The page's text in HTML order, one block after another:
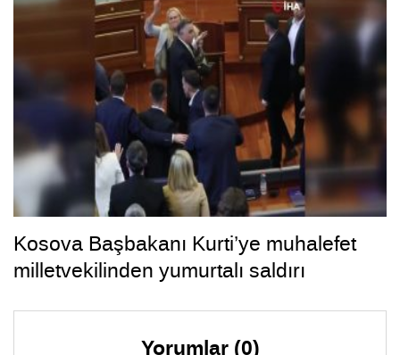
Kosova Başbakanı Kurti’ye muhalefet
milletvekilinden yumurtalı saldırı
Yorumlar (0)